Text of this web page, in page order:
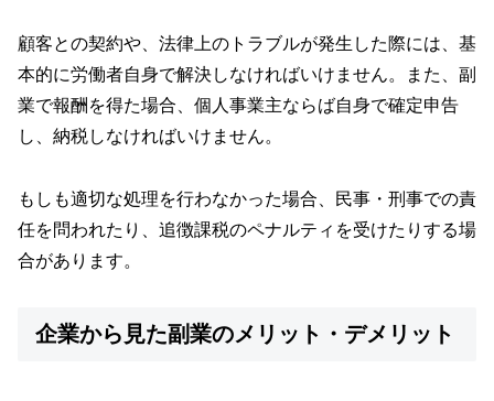
顧客との契約や、法律上のトラブルが発生した際には、基
本的に労働者自身で解決しなければいけません。また、副
業で報酬を得た場合、個人事業主ならば自身で確定申告
し、納税しなければいけません。
もしも適切な処理を行わなかった場合、民事・刑事での責
任を問われたり、追徴課税のペナルティを受けたりする場
合があります。
企業から見た副業のメリット・デメリット